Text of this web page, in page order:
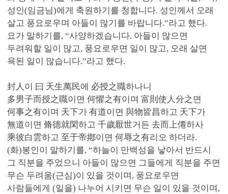
성인(임금님)에게 축원하기를 청합니다. 성인께서 오래
살고 풍요로우며 아들이 많기를 바랍니다.”라고 했다.
요가 말하기를, “사양하겠습니다. 아들이 많으면
두려워할 일이 많고, 풍요로우면 일이 많고, 오래 살면
욕된 일이 많습니다.”라고 했다.
封人이 曰 天生萬民에 必授之職하나니
多男子而授之職이면 何懼之有이며 富則使人分之면
何事之有이며 天下가 有道이면 與物皆昌하고 天下가
無道이면 脩德就閑하고 千歲厭世거든 去而上僊하사
乘彼白雲하고 至于帝鄕이면 何辱之有리오 하더라.
(화)봉인이 말하기를, “하늘이 만백성을 낳아서 반드시
그 직분을 주었으니 아들이 많으면 그들에게 직분을 주면
무슨 두려움(근심)이 있을 것이며, 풍요로우면
사람들에게 (일을) 나누어 시키면 무슨 일이 있을 것이며,